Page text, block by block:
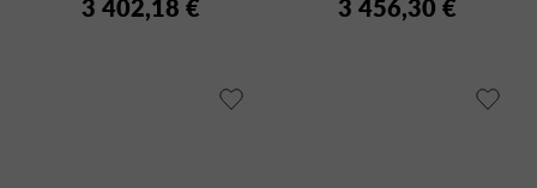
3 402,18 € 3 456,30 €